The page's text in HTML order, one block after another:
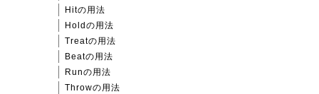
Hitの用法
Holdの用法
Treatの用法
Beatの用法
Runの用法
Throwの用法